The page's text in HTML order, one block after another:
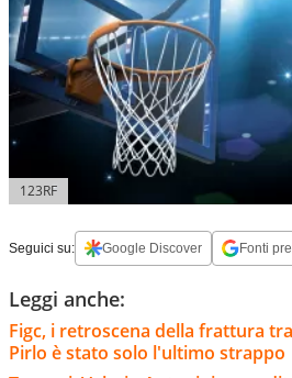
123RF
Seguici su: Google Discover Fonti
Leggi anche:
Figc, i retroscena della frattura
Pirlo è stato solo l'ultimo strappo